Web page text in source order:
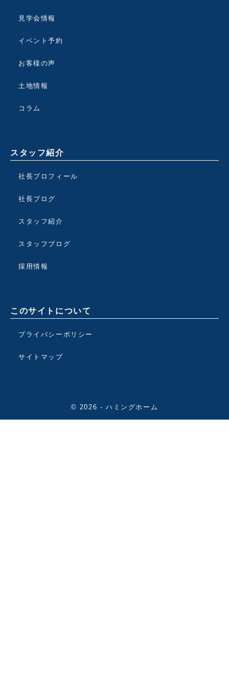
見学会情報
イベント予約
お客様の声
土地情報
コラム
スタッフ紹介
社長プロフィール
社長ブログ
スタッフ紹介
スタッフブログ
採用情報
このサイトについて
プライバシーポリシー
サイトマップ
© 2026 - ハミングホーム